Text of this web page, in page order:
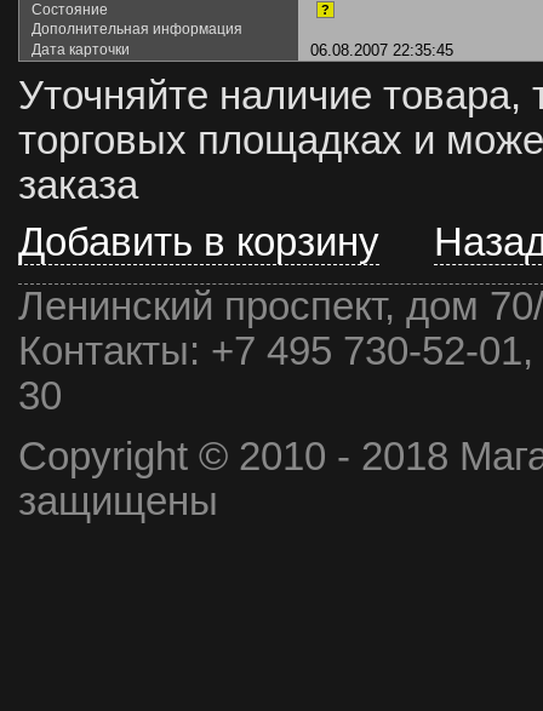
Состояние ?
Дополнительная информация
Дата карточки
06.08.2007 22:35:45
Уточняйте наличие товара,
торговых площадках и
заказа
Добавить в корзину
Ленинский проспект, дом
Контакты: +7 495 730-52-
30
Copyright © 2010 - 2018
защищены